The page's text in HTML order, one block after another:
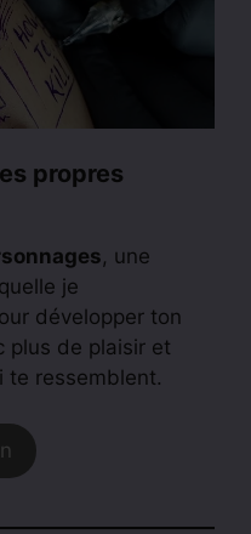
propres
, une
je
développer ton
plus de plaisir et
te ressemblent.